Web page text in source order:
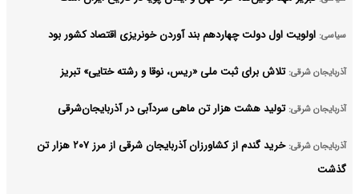
سیاسی: اولویت اول دولت چهاردهم بند آوردن خونریزی اقتصاد کشور بود
آذربایجان شرقی: تلاش برای ثبت ملی «ریس، نوقا و رشته ختایی» تبریز
آذربایجان شرقی: تولید هشت هزار تن ماهی سردآبی در آذربایجان‌شرقی
آذربایجان شرقی:
خرید گندم از کشاورزان آذربایجان شرقی از مرز ۲۰۷ هزار تن
گذشت